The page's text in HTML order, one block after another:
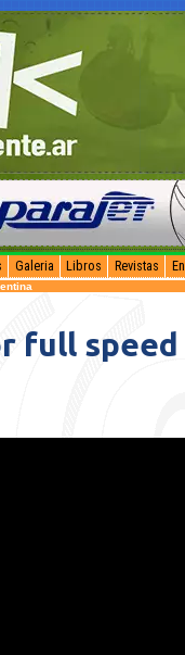
Galeria Libros Revistas
full speed